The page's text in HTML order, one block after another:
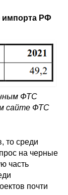
импорта РФ
ФТС
сайте ФТС
то среди
на черные
часть
почти